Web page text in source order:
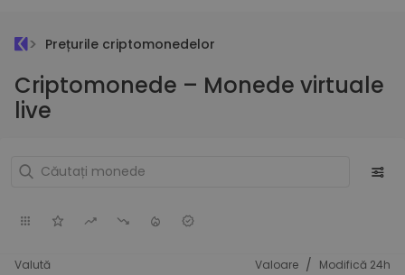
Prețurile criptomonedelor
Criptomonede – Monede virtuale
live
Valută Valoare / Modifică 24h